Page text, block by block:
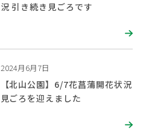
況 引き続き見ごろです
2024月6月7日
【北山公園】6/7花菖蒲開花状況
見ごろを迎えました